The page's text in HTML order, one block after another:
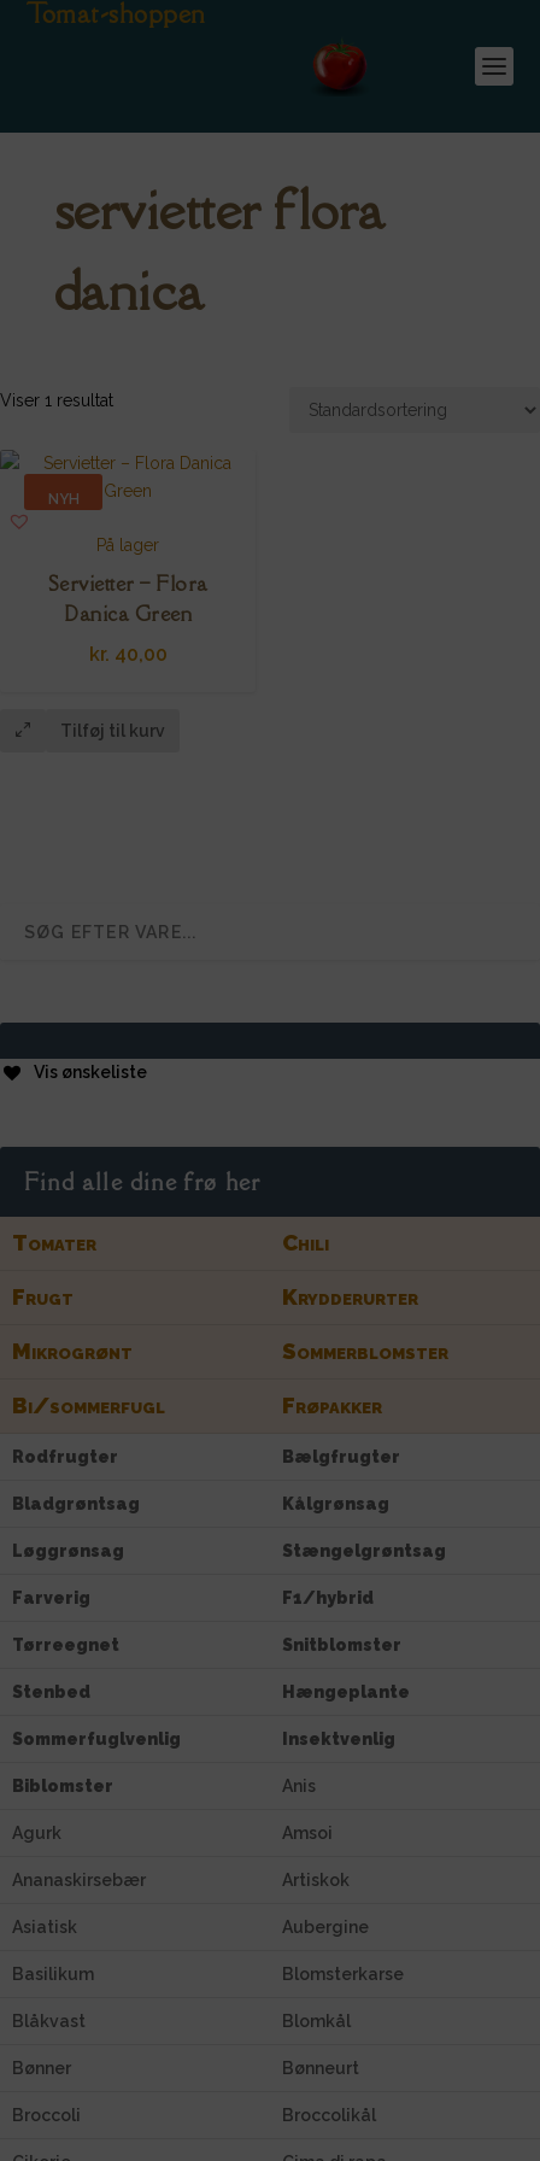
Tomat-shoppen
servietter flora
danica
Viser 1 resultat
NYH
På lager
Servietter – Flora
Danica Green
kr. 40,00
Tilføj til kurv
Vis ønskeliste
Find alle dine frø her
Tomater Chili
Frugt Krydderurter
Mikrogrønt Sommerblomster
Bi/sommerfugl Frøpakker
Rodfrugter Bælgfrugter
Bladgrøntsag Kålgrønsag
Løggrønsag Stængelgrøntsag
Farverig F1/hybrid
Tørreegnet Snitblomster
Stenbed Hængeplante
Sommerfuglvenlig Insektvenlig
Biblomster Anis
Agurk Amsoi
Ananaskirsebær Artiskok
Asiatisk Aubergine
Basilikum Blomsterkarse
Blåkvast Blomkål
Bønner Bønneurt
Broccoli Broccolikål